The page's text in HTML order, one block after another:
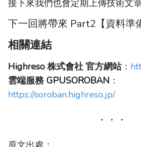
接下來我們也會定期上傳技術文
下一回將帶來 Part2【資料準
相關連結
Highreso 株式會社 官方網站：
雲端服務 GPUSOROBAN ：
https://soroban.highreso.jp/